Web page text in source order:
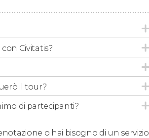
Civitatis?
il tour?
di partecipanti?
o hai bisogno di un servizio